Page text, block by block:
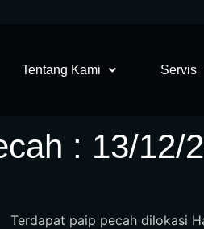
Tentang Kami Servis
: 13/12/
Terdapat paip pecah dilokasi